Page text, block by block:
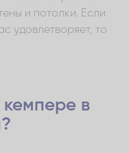
и потолки. Если
удовлетворяет, то
кемпере в